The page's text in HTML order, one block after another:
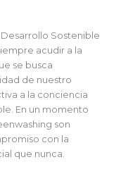
Sostenible
acudir a la
se busca
de nuestro
a la conciencia
En un momento
son
con la
que nunca.